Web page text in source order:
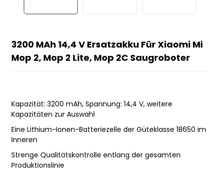
3200 MAh 14,4 V Ersatzakku Für Xiaomi Mi
Mop 2, Mop 2 Lite, Mop 2C Saugroboter
Kapazität: 3200 mAh, Spannung: 14,4 V, weitere
Kapazitäten zur Auswahl
Eine Lithium-Ionen-Batteriezelle der Güteklasse 18650 im
Inneren
Strenge Qualitätskontrolle entlang der gesamten
Produktionslinie